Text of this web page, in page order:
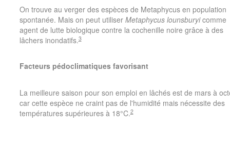
On trouve au verger des espèces de Metaphycus en population
spontanée. Mais on peut utiliser Metaphycus lounsburyicomme
agent de lutte biologique contre la cochenille noire grâce à des
lâchers inondatifs.3
Facteurs pédoclimatiques favorisant
La meilleure saison pour son emploi en lâchés est de mars à
car cette espèce ne craint pas de l'humidité mais nécessite des
températures supérieures à 18°C.2